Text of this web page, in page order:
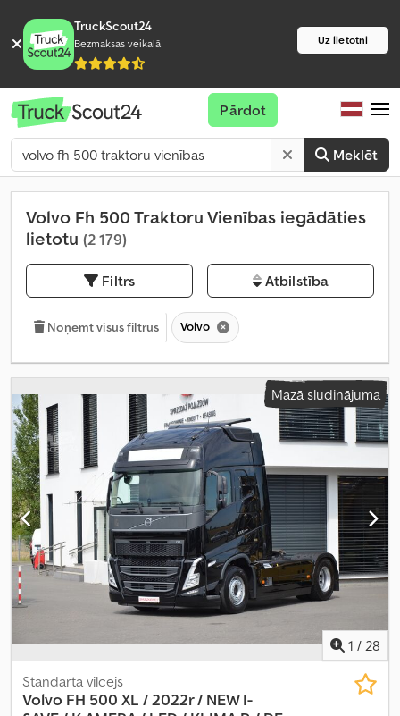
TruckScout24
Bezmaksas veikalā Uz lietotni
Meklēt
Pārdot
Volvo Fh 500 Traktoru Vienības iegādāties
lietotu (2 179)
Filtrs Atbilstība
Noņemt visus filtrus Volvo
Mazā sludinājuma
1 / 28
Standarta vilcējs
Volvo FH 500 XL / 2022r / NEW I-